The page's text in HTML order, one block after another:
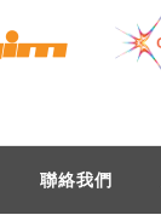
聯絡我們